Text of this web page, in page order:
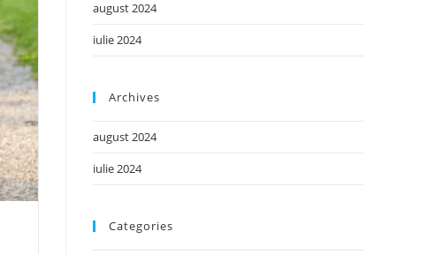
august 2024
iulie 2024
Archives
august 2024
iulie 2024
Categories